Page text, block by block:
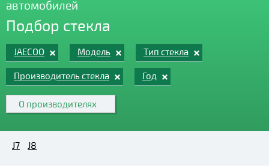
автомобилей
Подбор стекла
JAECOO Модель Тип стекла
Производитель стекла Год
О производителях
J7 J8